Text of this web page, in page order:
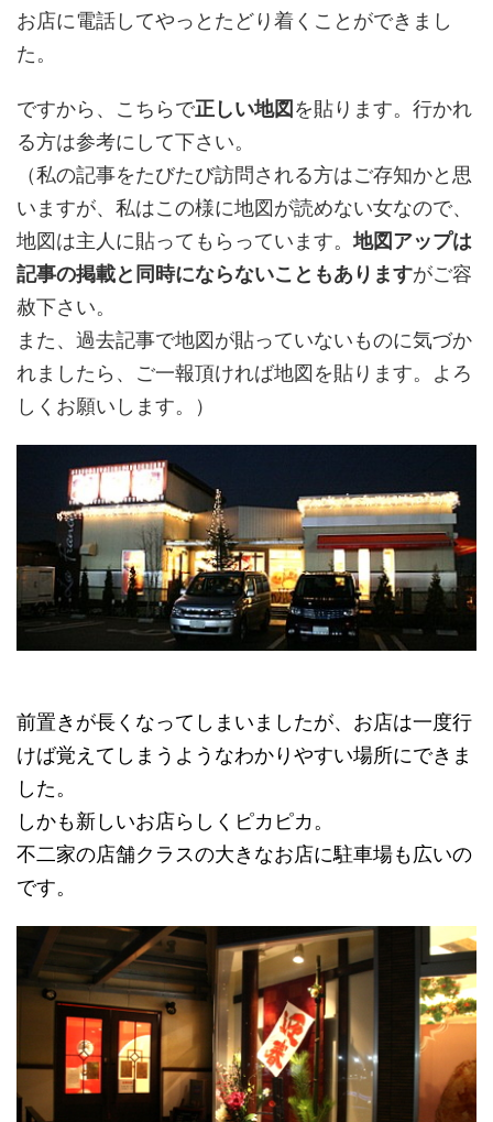
お店に電話してやっとたどり着くことができまし
た。
ですから、こちらで正しい地図 を貼ります。行かれ
る方は参考にして下さい。
（私の記事をたびたび訪問される方はご存知かと思
いますが、私はこの様に地図が読めない女なので、
地図は主人に貼ってもらっています。地図アップは
記事の掲載と同時にならないこともありますがご容
赦下さい。
また、過去記事で地図が貼っていないものに気づか
れましたら、ご一報頂ければ地図を貼ります。よろ
しくお願いします。）
前置きが長くなってしまいましたが、お店は一度行
けば覚えてしまうようなわかりやすい場所にできま
した。
しかも新しいお店らしくピカピカ。
不二家の店舗クラスの大きなお店に駐車場も広いの
です。